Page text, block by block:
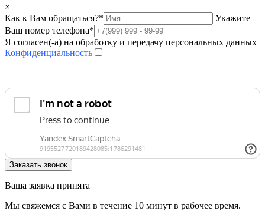
×
Как к Вам обращаться?*
Укажите
Ваш номер телефона*
Я согласен(-а) на обработку и передачу персональных данных
Конфиденциальность
Ваша заявка принята
Мы свяжемся с Вами в течение 10 минут в рабочее время.